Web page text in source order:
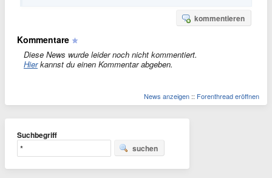
kommentieren
Kommentare
Diese News wurde leider noch nicht kommentiert.
Hierkannst du einen Kommentar abgeben.
News anzeigen :: Forenthread eröffnen
Suchbegriff
suchen